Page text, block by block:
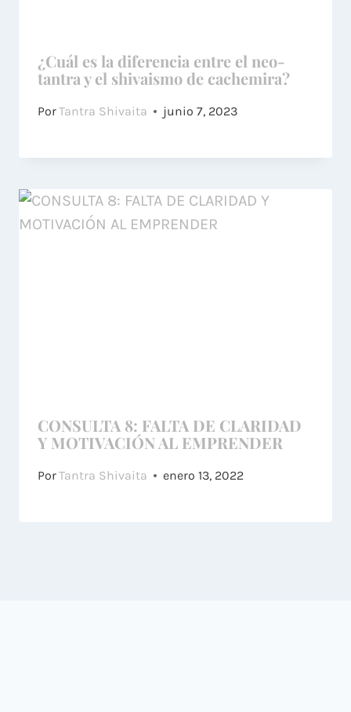
¿Cuál es la diferencia entre el neo-
tantra y el shivaismo de cachemira?
PorTantra Shivaita junio 7, 2023
CONSULTA 8: FALTA DE CLARIDAD
Y MOTIVACIÓN AL EMPRENDER
PorTantra Shivaita enero 13, 2022